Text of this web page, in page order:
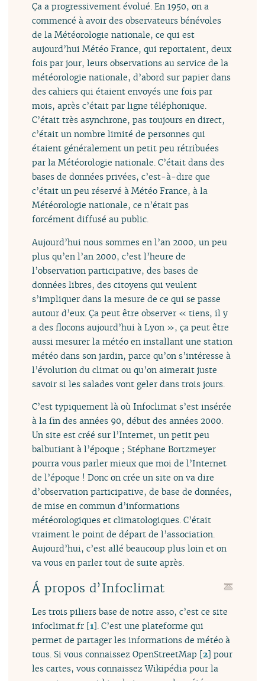
Ça a progressivement évolué. En 1950, on a
commencé à avoir des observateurs bénévoles
de la Météorologie nationale, ce qui est
aujourd’hui Météo France, qui reportaient, deux
fois par jour, leurs observations au service de la
météorologie nationale, d’abord sur papier dans
des cahiers qui étaient envoyés une fois par
mois, après c’était par ligne téléphonique.
C’était très asynchrone, pas toujours en direct,
c’était un nombre limité de personnes qui
étaient généralement un petit peu rétribuées
par la Météorologie nationale. C’était dans des
bases de données privées, c’est-à-dire que
c’était un peu réservé à Météo France, à la
Météorologie nationale, ce n’était pas
forcément diffusé au public.
Aujourd’hui nous sommes en l’an 2000, un peu
plus qu’en l’an 2000, c’est l’heure de
l’observation participative, des bases de
données libres, des citoyens qui veulent
s’impliquer dans la mesure de ce qui se passe
autour d’eux. Ça peut être observer « tiens, il y
a des flocons aujourd’hui à Lyon », ça peut être
aussi mesurer la météo en installant une station
météo dans son jardin, parce qu’on s’intéresse à
l’évolution du climat ou qu’on aimerait juste
savoir si les salades vont geler dans trois jours.
C’est typiquement là où Infoclimat s’est insérée
à la fin des années 90, début des années 2000.
Un site est créé sur l’Internet, un petit peu
balbutiant à l’époque ; Stéphane Bortzmeyer
pourra vous parler mieux que moi de l’Internet
de l’époque ! Donc on crée un site on va dire
d’observation participative, de base de données,
de mise en commun d’informations
météorologiques et climatologiques. C’était
vraiment le point de départ de l’association.
Aujourd’hui, c’est allé beaucoup plus loin et on
va vous en parler tout de suite après.
Á propos d’Infoclimat
Les trois piliers base de notre asso, c’est ce site
infoclimat.fr [1] . C’est une plateforme qui
permet de partager les informations de météo à
tous. Si vous connaissez OpenStreetMap [2] pour
les cartes, vous connaissez Wikipédia pour la